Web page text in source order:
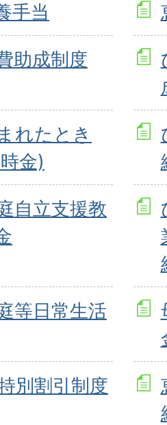
手当
助成制度
れたとき
金)
自立支援教
等日常生活
別割引制度